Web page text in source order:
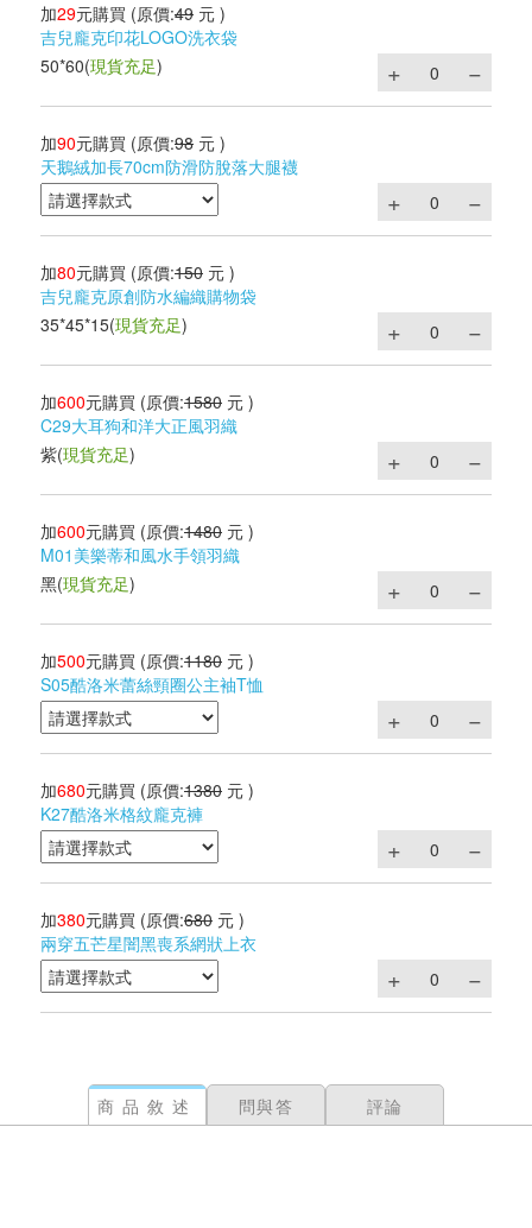
加29元購買 (原價:49 元 )
吉兒龐克印花LOGO洗衣袋
50*60(現貨充足)
加90元購買 (原價:98 元 )
天鵝絨加長70cm防滑防脫落大腿襪
加80元購買 (原價:150 元 )
吉兒龐克原創防水編織購物袋
35*45*15(現貨充足)
加600元購買 (原價:1580 元 )
C29大耳狗和洋大正風羽織
紫(現貨充足)
加600元購買 (原價:1480 元 )
M01美樂蒂和風水手領羽織
黑(現貨充足)
加500元購買 (原價:1180 元 )
S05酷洛米蕾絲頸圈公主袖T恤
加680元購買 (原價:1380 元 )
K27酷洛米格紋龐克褲
加380元購買 (原價:680 元 )
兩穿五芒星闇黑喪系網狀上衣
商品敘述 問與答 評論